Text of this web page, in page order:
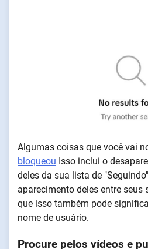
Algumas coisas que você vai
bloqueou Isso inclui o
deles da sua lista de
aparecimento deles entre seus
que isso também pode
nome de usuário.
Procure pelos vídeos e